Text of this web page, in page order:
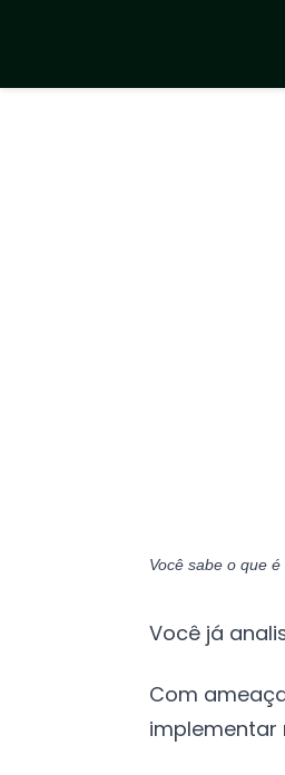
Você sabe o que
Você já
Com
implementar